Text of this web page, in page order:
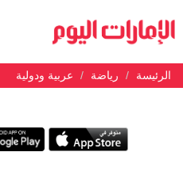
الرئيسة رياضة عربية ودولية